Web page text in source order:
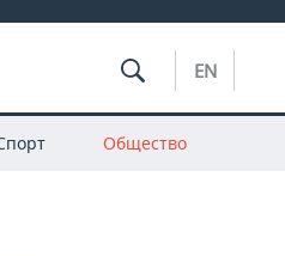
EN
Общество